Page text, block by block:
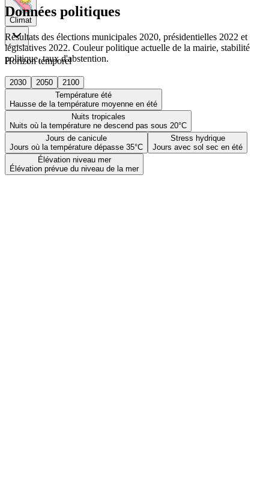
Climat
Horizon temporel
2030 2050
2100
Température été
Hausse de la température moyenne en été
Nuits tropicales
Nuits où la température ne descend pas sous 20°C
Jours de canicule
Jours où la température dépasse 35°C
Stress hydrique
Jours avec sol sec en été
Élévation niveau mer
Élévation prévue du niveau de la mer
Données politiques
Résultats des élections municipales 2020, présidentielles 2022 et
législatives 2022. Couleur politique actuelle de la mairie, stabilité
politique, taux d'abstention.